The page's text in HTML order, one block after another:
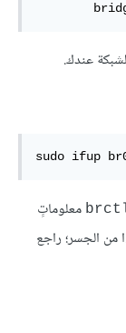
عندك.
sudo ifup
معلوماتٍ
من الجسر؛ راجع